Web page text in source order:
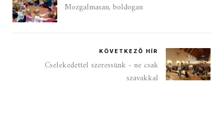
Mozgalmasan, boldogan
KÖVETKEZŐ HÍR
Cselekedettel szeressünk - ne csak
szavakkal